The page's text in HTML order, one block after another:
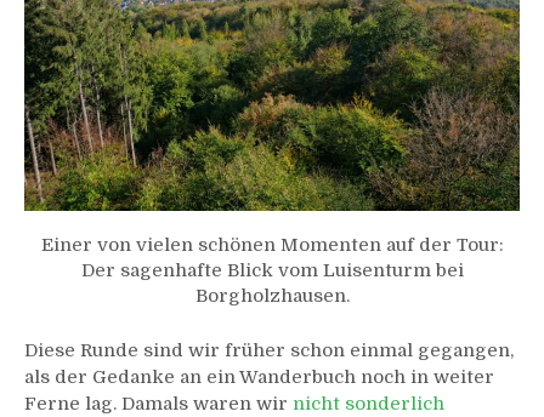
Einer von vielen schönen Momenten auf der Tour:
Der sagenhafte Blick vom Luisenturm bei
Borgholzhausen.
Diese Runde sind wir früher schon einmal gegangen,
als der Gedanke an ein Wanderbuch noch in weiter
Ferne lag. Damals waren wir nicht sonderlich